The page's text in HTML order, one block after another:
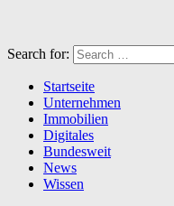
Search for:
Startseite
Unternehmen
Immobilien
Digitales
Bundesweit
News
Wissen